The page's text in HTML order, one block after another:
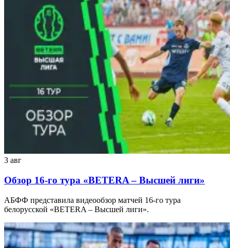
3 авг
Обзор 16-го тура «BETERA – Высшей лиги»
АБФФ представила видеообзор матчей 16-го тура
белорусской «BETERA – Высшей лиги».